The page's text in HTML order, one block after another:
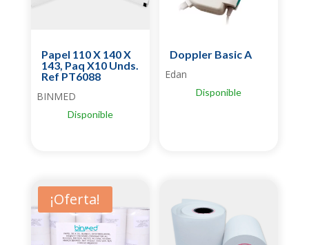
Papel 110 X 140 X
143, Paq X10 Unds.
Ref PT6088
BINMED
Disponible
Doppler Basic A
Edan
Disponible
¡Oferta!